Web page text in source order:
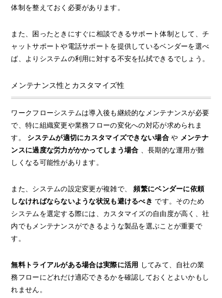
体制を整えておく必要があります。
また、困ったときにすぐに相談できるサポート体制として、チ
ャットサポートや電話サポートを提供しているベンダーを選べ
ば、よりシステムの利用に対する不安を払拭できるでしょう。
メンテナンス性とカスタマイズ性
ワークフローシステムは導入後も継続的なメンテナンスが必要
で、特に組織変更や業務フローの変化への対応が求められま
す。 システムが適切にカスタマイズできない場合や メンテナ
ンスに過度な労力がかかってしまう場合
、長期的な運用が難
しくなる可能性があります。
また、システムの設定変更が複雑で、頻繁にベンダーに依頼
しなければならないような状況も避けるべき です。そのため
システムを選定する際には、カスタマイズの自由度が高く、社
内でもメンテナンスができるような製品を選ぶことが重要で
す。
無料トライアルがある場合は実際に活用
してみて、自社の業
務フローにどれだけ適応できるかを確認しておくとよいかもし
れません。